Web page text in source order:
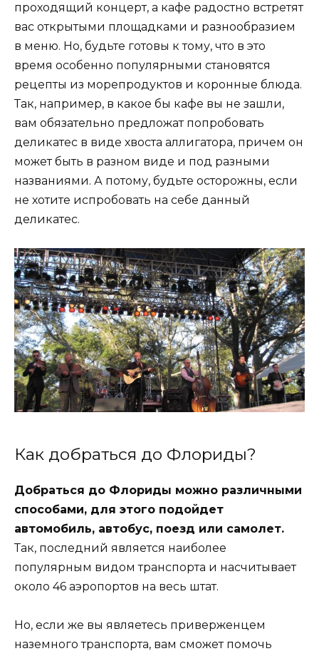
проходящий концерт, а кафе радостно встретят
вас открытыми площадками и разнообразием
в меню. Но, будьте готовы к тому, что в это
время особенно популярными становятся
рецепты из морепродуктов и коронные блюда.
Так, например, в какое бы кафе вы не зашли,
вам обязательно предложат попробовать
деликатес в виде хвоста аллигатора, причем он
может быть в разном виде и под разными
названиями. А потому, будьте осторожны, если
не хотите испробовать на себе данный
деликатес.
Как добраться до Флориды?
Добраться до Флориды можно различными
способами, для этого подойдет
автомобиль, автобус, поезд или самолет.
Так, последний является наиболее
популярным видом транспорта и насчитывает
около 46 аэропортов на весь штат.
Но, если же вы являетесь приверженцем
наземного транспорта, вам сможет помочь